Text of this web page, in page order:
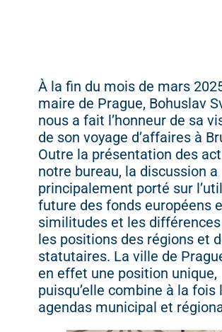
À la fin du mois de mars
maire de Prague, Bohuslav
nous a fait l’honneur de sa
de son voyage d’affaires à
Outre la présentation des
notre bureau, la discussion a
principalement porté sur
future des fonds européens
similitudes et les
les positions des régions et
statutaires. La ville de
en effet une position unique,
puisqu’elle combine à la fois
agendas municipal et